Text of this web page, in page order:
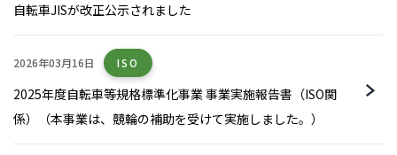
自転車JISが改正公示されました
2026年03月16日 ISO
2025年度自転車等規格標準化事業 事業実施報告書（ISO関
係）（本事業は、競輪の補助を受けて実施しました。）